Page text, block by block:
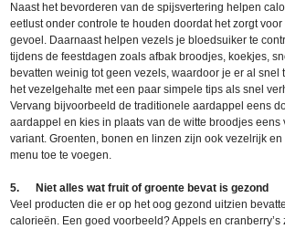
Naast het bevorderen van de spijsvertering helpen
eetlust onder controle te houden doordat het zorgt
gevoel. Daarnaast helpen vezels je bloedsuiker te
tijdens de feestdagen zoals afbak broodjes, koekjes,
bevatten weinig tot geen vezels, waardoor je er al snel
het vezelgehalte met een paar simpele tips als snel
Vervang bijvoorbeeld de traditionele aardappel eens
aardappel en kies in plaats van de witte broodjes eens
variant. Groenten, bonen en linzen zijn ook vezelrijk
menu toe te voegen.
5. Niet alles wat fruit of groente bevat is gezond
Veel producten die er op het oog gezond uitzien
calorieën. Een goed voorbeeld? Appels en